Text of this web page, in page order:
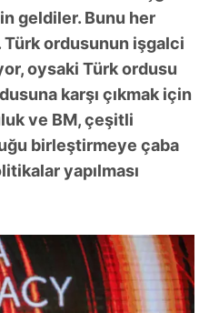
geldiler. Bunu her
ordusunun işgalci
oysaki Türk ordusu
karşı çıkmak için
ve BM, çeşitli
birleştirmeye çaba
yapılması